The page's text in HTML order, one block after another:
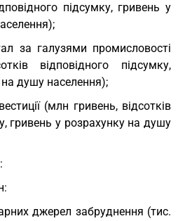
підсумку, гривень у
за галузями промисловості
відповідного підсумку,
душу населення);
(млн гривень, відсотків
гривень у розрахунку на душу
джерел забруднення (тис.